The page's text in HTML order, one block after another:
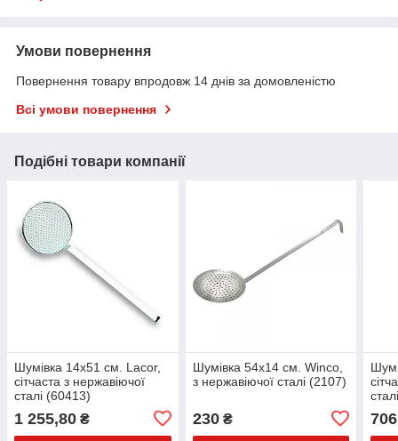
Умови повернення
Повернення товару впродовж 14 днів за домовленістю
Всі умови повернення
Подібні товари компанії
Шумівка 14x51 см. Lacor,
сітчаста з нержавіючої
сталі (60413)
1 255,80 ₴
Шумівка 54х14 см. Winco,
з нержавіючої сталі (2107)
230₴